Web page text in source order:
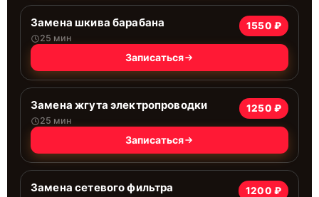
Замена шкива барабана
25 мин
1550 ₽
Записаться
Замена жгута электропроводки
25 мин
1250 ₽
Записаться
Замена сетевого фильтра 1200 ₽